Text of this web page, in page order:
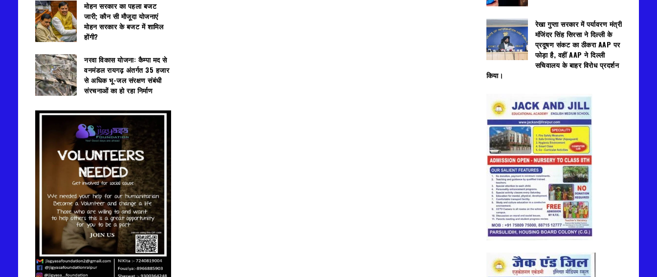
मोहन सरकार का पहला बजट
जारी; कौन सी मौजूदा योजनाएं
मोहन सरकार के बजट में शामिल
होंगी?
नरवा विकास योजना: कैम्पा मद से
वनमंडल रायगढ़ अंतर्गत 35 हजार
से अधिक भू-जल संरक्षण संबंधी
संरचनाओं का हो रहा निर्माण
रेखा गुप्ता सरकार में पर्यावरण मंत्री
मंजिंदर सिंह सिरसा ने दिल्ली के
प्रदूषण संकट का ठीकरा AAP पर
फोड़ा है, वहीं AAP ने दिल्ली
सचिवालय के बाहर विरोध प्रदर्शन
किया।